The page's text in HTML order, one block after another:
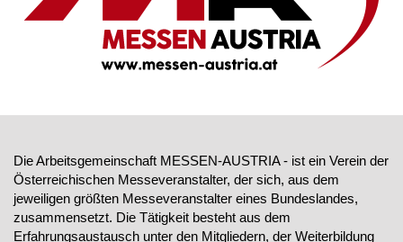
Die Arbeitsgemeinschaft MESSEN-AUSTRIA - ist ein Verein der
Österreichischen Messeveranstalter, der sich, aus dem
jeweiligen größten Messeveranstalter eines Bundeslandes,
zusammensetzt. Die Tätigkeit besteht aus dem
Erfahrungsaustausch unter den Mitgliedern, der Weiterbildung